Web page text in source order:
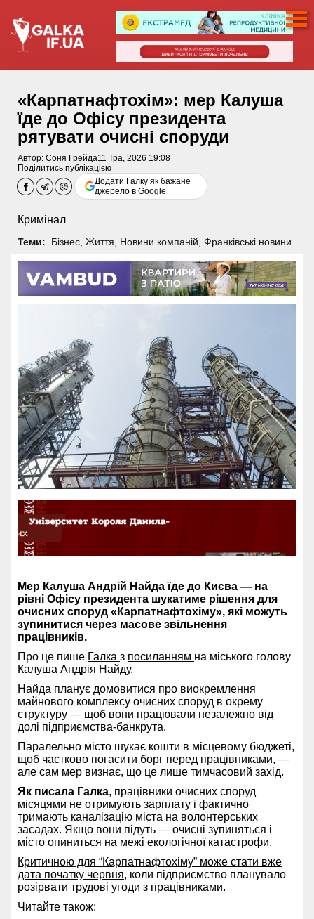
«Карпатнафтохім»: мер Калуша
їде до Офісу президента
рятувати очисні споруди
Автор: Соня Грейда11 Тра, 2026 19:08
Поділитись публікацією
Додати Галку як бажане
джерело в Google
Кримінал
Теми: Бізнес, Життя Новини компаній Франківські новини
Мер Калуша Андрій Найда їде до Києва — на
рівні Офісу президента шукатиме рішення для
очисних споруд «Карпатнафтохіму», які можуть
зупинитися через масове звільнення
працівників.
Про це пише Галка з посиланням на міського голову
Калуша Андрія Найду.
Найда планує домовитися про виокремлення
майнового комплексу очисних споруд в окрему
структуру — щоб вони працювали незалежно від
долі підприємства-банкрута.
Паралельно місто шукає кошти в місцевому бюджеті,
щоб частково погасити борг перед працівниками, —
але сам мер визнає, що це лише тимчасовий захід.
Як писала Галка, працівники очисних споруд
місяцями не отримують зарплату і фактично
тримають каналізацію міста на волонтерських
засадах. Якщо вони підуть — очисні зупиняться і
місто опиниться на межі екологічної катастрофи.
Критичною для “Карпатнафтохіму” може стати вже
дата початку червня, коли підприємство планувало
розірвати трудові угоди з працівниками.
Читайте також: